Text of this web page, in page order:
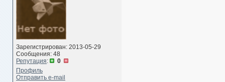
Зарегистрирован: 2013-05-29
Сообщения: 48
Репутация:
0
Профиль
Отправить e-mail